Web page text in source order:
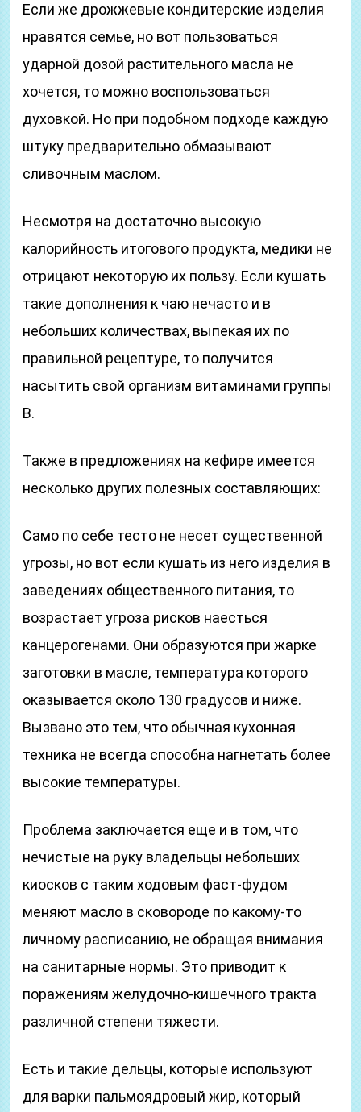
Если же дрожжевые кондитерские изделия
нравятся семье, но вот пользоваться
ударной дозой растительного масла не
хочется, то можно воспользоваться
духовкой. Но при подобном подходе каждую
штуку предварительно обмазывают
сливочным маслом.
Несмотря на достаточно высокую
калорийность итогового продукта, медики не
отрицают некоторую их пользу. Если кушать
такие дополнения к чаю нечасто и в
небольших количествах, выпекая их по
правильной рецептуре, то получится
насытить свой организм витаминами группы
В.
Также в предложениях на кефире имеется
несколько других полезных составляющих:
Само по себе тесто не несет существенной
угрозы, но вот если кушать из него изделия в
заведениях общественного питания, то
возрастает угроза рисков наесться
канцерогенами. Они образуются при жарке
заготовки в масле, температура которого
оказывается около 130 градусов и ниже.
Вызвано это тем, что обычная кухонная
техника не всегда способна нагнетать более
высокие температуры.
Проблема заключается еще и в том, что
нечистые на руку владельцы небольших
киосков с таким ходовым фаст-фудом
меняют масло в сковороде по какому-то
личному расписанию, не обращая внимания
на санитарные нормы. Это приводит к
поражениям желудочно-кишечного тракта
различной степени тяжести.
Есть и такие дельцы, которые используют
для варки пальмоядровый жир, который